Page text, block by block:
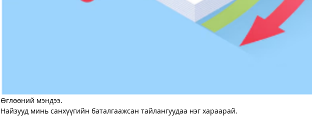
Өглөөний мэндээ.
Найзууд минь санхүүгийн баталгаажсан тайлангуудаа нэг хараарай.